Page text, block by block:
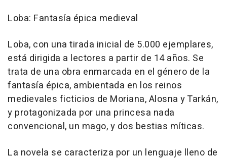
Loba: Fantasía épica medieval
Loba, con una tirada inicial de 5.000 ejemplares,
está dirigida a lectores a partir de 14 años. Se
trata de una obra enmarcada en el género de la
fantasía épica, ambientada en los reinos
medievales ficticios de Moriana, Alosna y Tarkán,
y protagonizada por una princesa nada
convencional, un mago, y dos bestias míticas.
La novela se caracteriza por un lenguaje lleno de